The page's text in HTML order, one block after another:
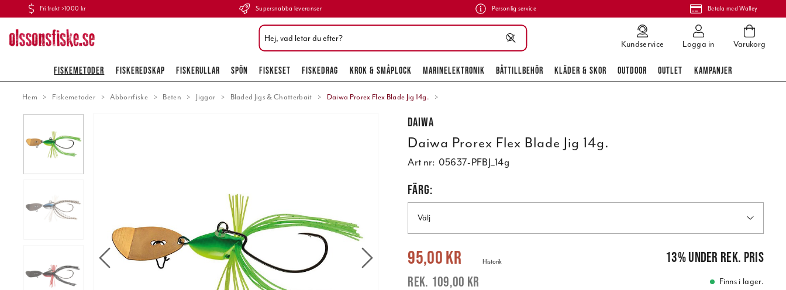
Fri frakt >1000 kr Supersnabba leveranser Personlig service Betala med Walley
Kundservice Logga in Varukorg
FISKEMETODER FISKEREDSKAP FISKERULLAR SPÖN FISKESET FISKEDRAG KROK & SMÅPLOCK MARINELEKTRONIK BÅTTILLBEHÖR KLÄDER & SKOR OUTDOOR OUTLET KAMPANJER
Hem Fiskemetoder Abborrfiske Beten Jiggar Bladed Jigs & Chatterbait Daiwa Prorex Flex Blade Jig 14g.
Daiwa
Daiwa Prorex Flex Blade Jig 14g.
Art nr: 05637-PFBJ_14g
FÄRG:
Välj
Nuvarande pris:
95,00 kr
109,00 kr
Historik 13%under rek. pris
Finns i lager.